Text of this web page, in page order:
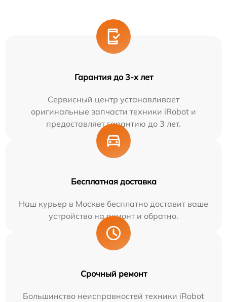
Гарантия до 3-х лет
Сервисный центр устанавливает
оригинальные запчасти техники iRobot и
предоставляет гарантию до 3 лет.
Бесплатная доставка
Наш курьер в Москве бесплатно доставит ваше
устройство на ремонт и обратно.
Срочный ремонт
Большинство неисправностей техники iRobot